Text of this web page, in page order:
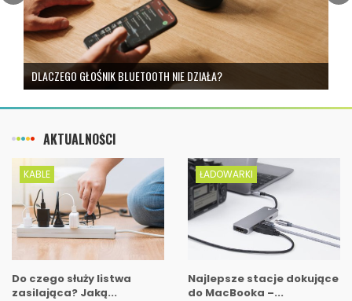
DLACZEGO GŁOŚNIK BLUETOOTH NIE DZIAŁA?
AKTUALNOŚCI
KABLE
Do czego służy listwa
zasilająca? Jaką...
ŁADOWARKI
Najlepsze stacje dokujące
do MacBooka –...